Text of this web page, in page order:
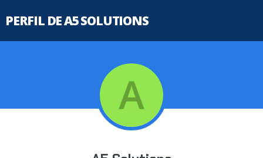
PERFIL DE A5 SOLUTIONS